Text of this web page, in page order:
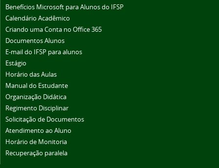
Benefícios Microsoft para Alunos do IFSP
Calendário Acadêmico
Criando uma Conta no Office 365
Documentos Alunos
E-mail do IFSP para alunos
Estágio
Horário das Aulas
Manual do Estudante
Organização Didática
Regimento Disciplinar
Solicitação de Documentos
Atendimento ao Aluno
Horário de Monitoria
Recuperação paralela